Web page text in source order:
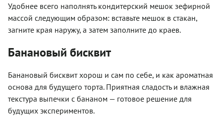
Удобнее всего наполнять кондитерский мешок зефирной
массой следующим образом: вставьте мешок в стакан,
загните края наружу, а затем заполните до краев.
Банановый бисквит
Банановый бисквит хорош и сам по себе, и как ароматная
основа для будущего торта. Приятная сладость и влажная
текстура выпечки с бананом — готовое решение для
будущих экспериментов.